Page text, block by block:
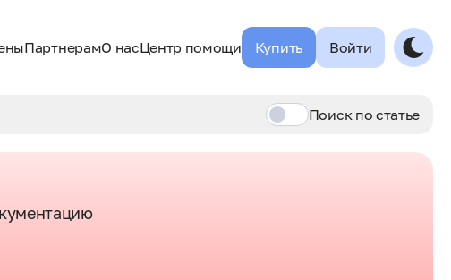
ПартнерамО насЦентр помощи Купить Войти
Поиск по статье